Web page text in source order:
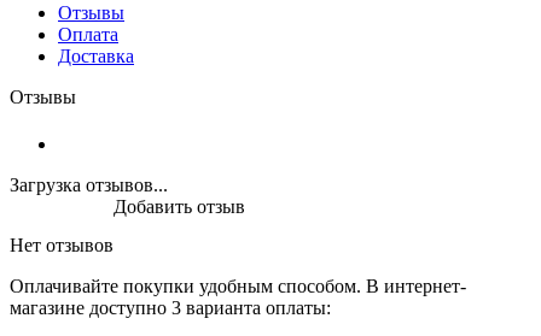
Отзывы
Оплата
Доставка
Отзывы
Загрузка отзывов...
Нет отзывов
Добавить отзыв
Оплачивайте покупки удобным способом. В интернет-
магазине доступно 3 варианта оплаты: